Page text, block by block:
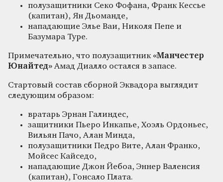
полузащитники Секо Фофана, Франк Кессье
(капитан), Ян Дьоманде,
нападающие Элье Ваи, Николя Пепе и
Базумара Туре.
Примечательно, что полузащитник «Манчестер
Юнайтед» Амад Диалло остался в запасе.
Стартовый состав сборной Эквадора выглядит
следующим образом:
вратарь Эрнан Галиндес,
защитники Пьеро Инкапье, Хоэль Ордоньес,
Вильян Пачо, Алан Минда,
полузащитники Педро Вите, Алан Франко,
Мойсес Кайседо,
нападающие Джон Йебоа, Эннер Валенсия
(капитан), Гонсало Плата.